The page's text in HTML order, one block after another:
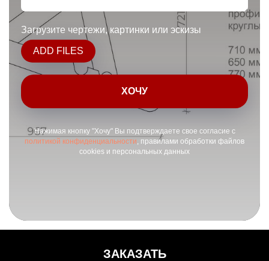
Загрузите чертежи, картинки или эскизы
ADD FILES
ХОЧУ
Нажимая кнопку "Хочу" Вы подтверждаете свое согласие с
политикой конфиденциальности, правилами обработки файлов
cookies и персональных данных
ЗАКАЗАТЬ